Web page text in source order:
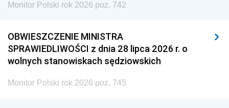
Monitor Polski rok 2026 poz. 742
OBWIESZCZENIE MINISTRA
SPRAWIEDLIWOŚCI z dnia 28 lipca 2026 r. o
wolnych stanowiskach sędziowskich
Monitor Polski rok 2026 poz. 745